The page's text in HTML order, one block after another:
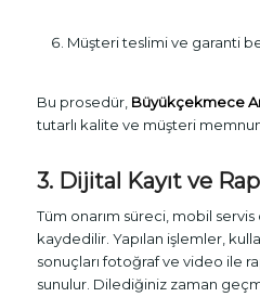
Müşteri teslimi ve garanti
Bu prosedür, Büyükçekmece
tutarlı kalite ve müşteri
3. Dijital Kayıt ve
Tüm onarım süreci, mobil servis
kaydedilir. Yapılan işlemler,
sonuçları fotoğraf ve video ile
sunulur. Dilediğiniz zaman